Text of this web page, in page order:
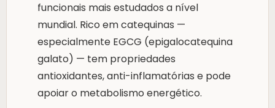
funcionais mais estudados a nível
mundial. Rico em catequinas —
especialmente EGCG (epigalocatequina
galato) — tem propriedades
antioxidantes, anti-inflamatórias e pode
apoiar o metabolismo energético.